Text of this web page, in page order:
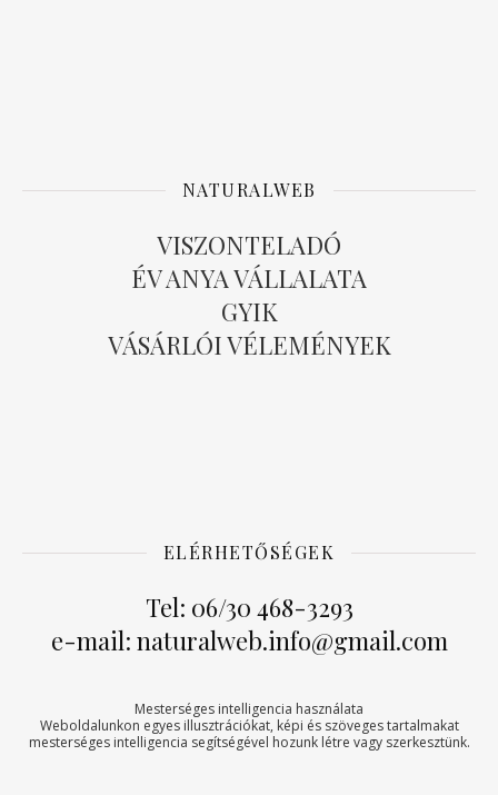
NATURALWEB
VISZONTELADÓ
ÉV ANYA VÁLLALATA
GYIK
VÁSÁRLÓI VÉLEMÉNYEK
ELÉRHETŐSÉGEK
Tel: 06/30 468-3293
e-mail: naturalweb.info@gmail.com
Mesterséges intelligencia használata
Weboldalunkon egyes illusztrációkat, képi és szöveges tartalmakat
mesterséges intelligencia segítségével hozunk létre vagy szerkesztünk.